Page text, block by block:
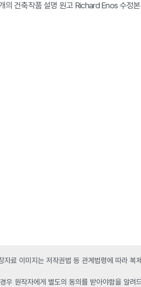
의 건축작품 설명 원고 Richard Enos 수정
자료 이미지는 저작권법 등 관계법령에 따라
우 원작자에게 별도의 동의를 받아야함을 알려